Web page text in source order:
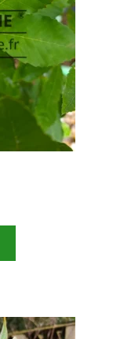
variations.
Les